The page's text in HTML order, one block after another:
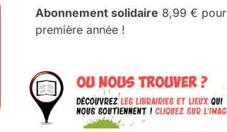
Abonnement solidaire 8,99 €
première année !